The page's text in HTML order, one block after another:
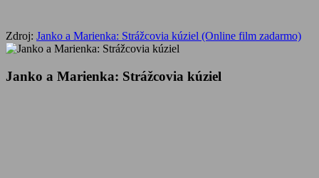
Zdroj: Janko a Marienka: Strážcovia kúziel (Online film zadarmo)
Janko a Marienka: Strážcovia kúziel